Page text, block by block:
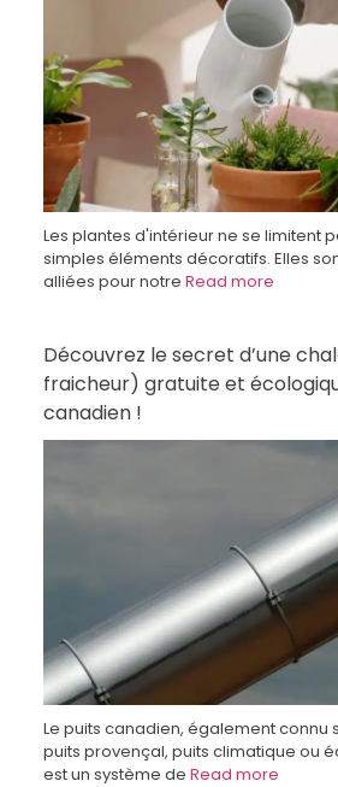
Les plantes d'intérieur ne se limitent
simples éléments décoratifs. Elles
alliées pour notre Read more
Découvrez le secret d’une
fraicheur) gratuite et
canadien !
Le puits canadien, également connu
puits provençal, puits climatique ou
est un système de Read more